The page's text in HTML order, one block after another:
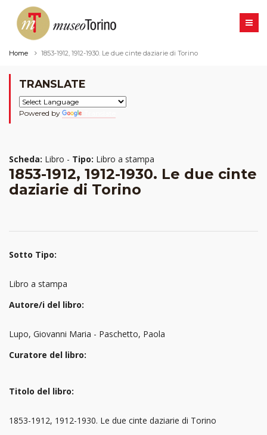
Home 1853-1912, 1912-1930. Le due cinte daziarie di Torino
TRANSLATE
Powered by
Scheda: Libro - Tipo: Libro a stampa
1853-1912, 1912-1930. Le due cinte
daziarie di Torino
Sotto Tipo:
Libro a stampa
Autore/i del libro:
Lupo, Giovanni Maria - Paschetto, Paola
Curatore del libro:
Titolo del libro:
1853-1912, 1912-1930. Le due cinte daziarie di Torino